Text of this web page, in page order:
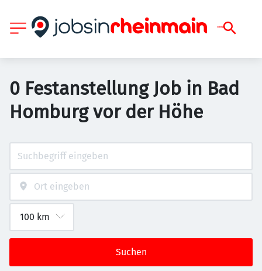
0 Festanstellung Job in Bad
Homburg vor der Höhe
Suchen